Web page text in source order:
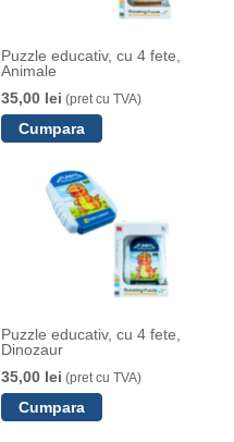
Puzzle educativ, cu 4 fete,
Animale
35,00 lei (pret cu TVA)
Puzzle educativ, cu 4 fete,
Dinozaur
35,00 lei (pret cu TVA)